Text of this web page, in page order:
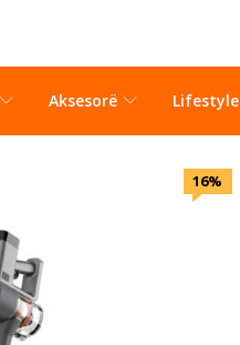
Aksesorë Lifestyle
16%